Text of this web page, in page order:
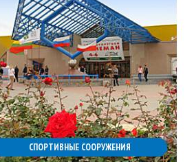
СПОРТИВНЫЕ СООРУЖЕНИЯ